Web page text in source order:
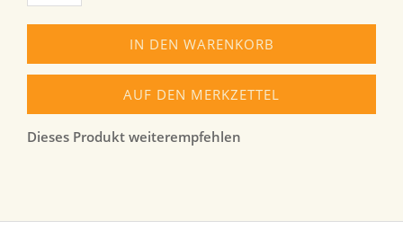
IN DEN WARENKORB
AUF DEN MERKZETTEL
Dieses Produkt weiterempfehlen